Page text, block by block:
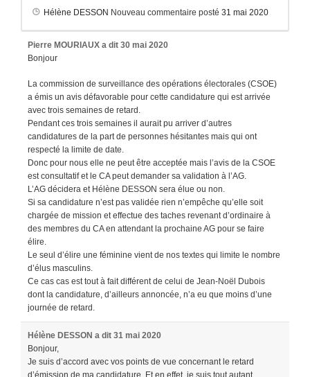
Hélène DESSON Nouveau commentaire posté 31 mai 2020
Pierre MOURIAUX a dit 30 mai 2020
Bonjour
La commission de surveillance des opérations électorales (CSOE)
a émis un avis défavorable pour cette candidature qui est arrivée
avec trois semaines de retard.
Pendant ces trois semaines il aurait pu arriver d’autres
candidatures de la part de personnes hésitantes mais qui ont
respecté la limite de date.
Donc pour nous elle ne peut être acceptée mais l’avis de la CSOE
est consultatif et le CA peut demander sa validation à l’AG.
L’AG décidera et Hélène DESSON sera élue ou non.
Si sa candidature n’est pas validée rien n’empêche qu’elle soit
chargée de mission et effectue des taches revenant d’ordinaire à
des membres du CA en attendant la prochaine AG pour se faire
élire.
Le seul d’élire une féminine vient de nos textes qui limite le nombre
d’élus masculins.
Ce cas cas est tout à fait différent de celui de Jean-Noël Dubois
dont la candidature, d’ailleurs annoncée, n’a eu que moins d’une
journée de retard.
Hélène DESSON a dit 31 mai 2020
Bonjour,
Je suis d’accord avec vos points de vue concernant le retard
d’émission de ma candidature. Et en effet, je suis tout autant